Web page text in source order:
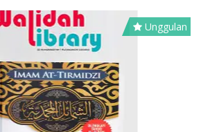
Unggulan